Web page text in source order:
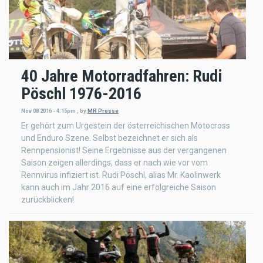
40 Jahre Motorradfahren: Rudi
Pöschl 1976-2016
Nov 08 2016 - 4:15pm , by MR Presse
Er gehört zum Urgestein der österreichischen Motocross
und Enduro Szene. Selbst bezeichnet er sich als
Rennpensionist! Seine Ergebnisse aus der vergangenen
Saison zeigen allerdings, dass er nach wie vor vom
Rennvirus infiziert ist. Rudi Pöschl, alias Mr. Kaolinwerk
kann auch im Jahr 2016 auf eine erfolgreiche Saison
zurückblicken!